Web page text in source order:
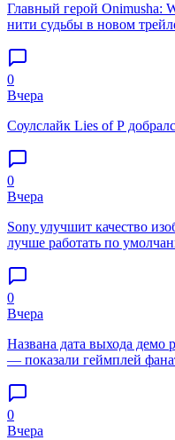
Главный герой Onimusha:
нити судьбы в новом
0
Вчера
Соулслайк Lies of P
0
Вчера
Sony улучшит качество
лучше работать по
0
Вчера
Названа дата выхода демо
— показали геймплей
0
Вчера